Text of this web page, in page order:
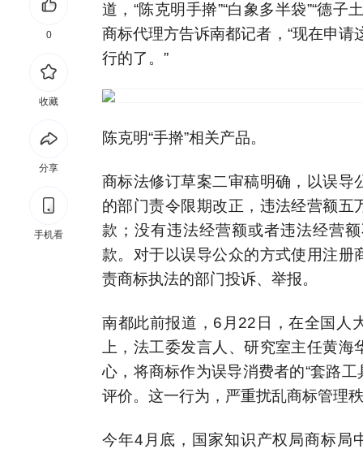
道，“陈克明手擀”“白象多半袋”“德
商标代理方告诉南都记者，“现在申请
行的了。”
陈克明“手擀”相关产品。
商标法修订草案二审稿明确，以误
的部门责令限期改正，违法经营额
款；没有违法经营额或者违法经营
款。对于以误导公众的方式使用注
责商标执法的部门投诉、举报。
南都此前报道，6月22日，在全国人
上，法工委发言人、研究室主任黄
心，将商标作为误导消费者的“套路
评价。这一行为，严重扰乱商标管理
今年4月底，国家知识产权局商标局
0
收藏
分享
手机看